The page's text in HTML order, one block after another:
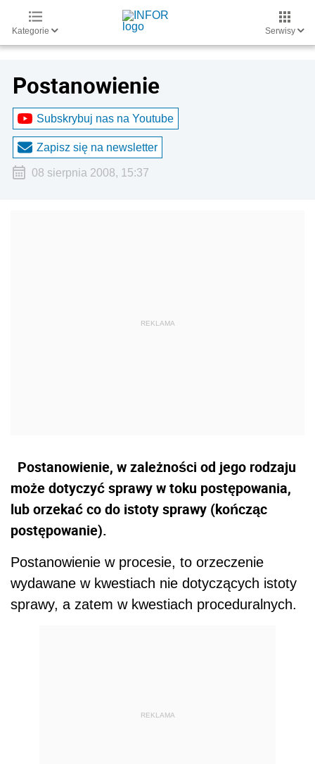
Kategorie Serwisy
Postanowienie
Subskrybuj nas na Youtube
Zapisz się na newsletter
08 sierpnia 2008, 15:37
Postanowienie, w zależności od jego rodzaju
może dotyczyć sprawy w toku postępowania,
lub orzekać co do istoty sprawy (kończąc
postępowanie).
Postanowienie w procesie, to orzeczenie
wydawane w kwestiach nie dotyczących istoty
sprawy, a zatem w kwestiach proceduralnych.
REKLAMA